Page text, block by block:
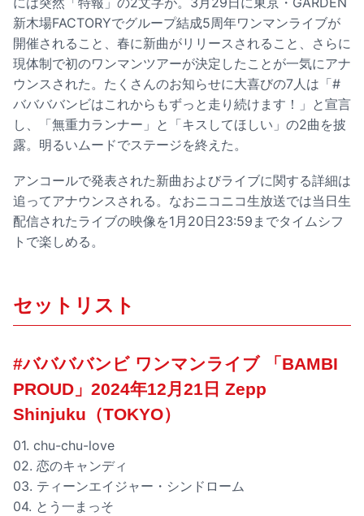
新木場FACTORYでグループ結成5周年ワンマンライブが
開催されること、春に新曲がリリースされること、さらに
現体制で初のワンマンツアーが決定したことが一気にアナ
ウンスされた。たくさんのお知らせに大喜びの7人は「#
ババババンビはこれからもずっと走り続けます！」と宣言
し、「無重力ランナー」と「キスしてほしい」の2曲を披
露。明るいムードでステージを終えた。
アンコールで発表された新曲およびライブに関する詳細は
追ってアナウンスされる。なおニコニコ生放送では当日生
配信されたライブの映像を1月20日23:59までタイムシフ
トで楽しめる。
セットリスト
#ババババンビ ワンマンライブ 「BAMBI
PROUD」2024年12月21日 Zepp
Shinjuku（TOKYO）
01. chu-chu-love
02. 恋のキャンディ
03. ティーンエイジャー・シンドローム
04. とう一まっそ